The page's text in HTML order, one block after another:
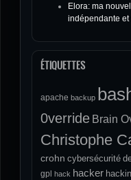
Elora: ma
indépendante et
ÉTIQUETTES
apache backup
0verride Brain
Christophe
crohn cybersécurité
gpl
hack hacker